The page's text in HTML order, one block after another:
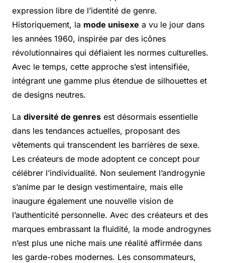
expression libre de l’identité de genre.
Historiquement, la mode unisexe a vu le jour dans
les années 1960, inspirée par des icônes
révolutionnaires qui défiaient les normes culturelles.
Avec le temps, cette approche s’est intensifiée,
intégrant une gamme plus étendue de silhouettes et
de designs neutres.
La diversité de genres est désormais essentielle
dans les tendances actuelles, proposant des
vêtements qui transcendent les barrières de sexe.
Les créateurs de mode adoptent ce concept pour
célébrer l’individualité. Non seulement l’androgynie
s’anime par le design vestimentaire, mais elle
inaugure également une nouvelle vision de
l’authenticité personnelle. Avec des créateurs et des
marques embrassant la fluidité, la mode androgynes
n’est plus une niche mais une réalité affirmée dans
les garde-robes modernes. Les consommateurs,